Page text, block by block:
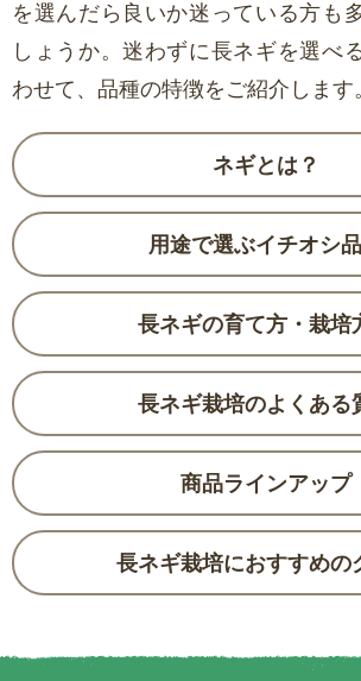
を選んだら良いか迷っている方も
しょうか。迷わずに長ネギを選べ
わせて、品種の特徴をご紹介します
ネギとは？
用途で選ぶイチオシ
長ネギの育て方・栽培
長ネギ栽培のよくある
商品ラインアップ
長ネギ栽培におすすめの